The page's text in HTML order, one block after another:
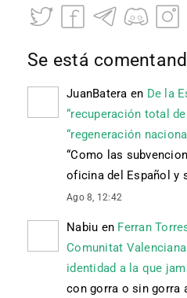
Se está
JuanBatera en De la
“recuperación total
“regeneración
“Como las
oficina del Español y
Ago 8, 12:42
Nabiu en Ferran
Comunitat
identidad a la que
con gorra o sin gorra